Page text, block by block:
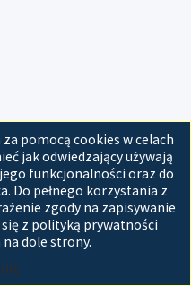
pomocą cookies w celach
jak odwiedzający używają
funkcjonalności oraz do
Do pełnego korzystania z
zgody na zapisywanie
z polityką prywatności
dole strony.